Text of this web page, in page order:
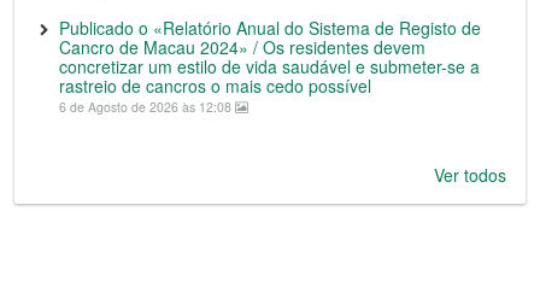
Publicado o «Relatório Anual do Sistema de Registo de
Cancro de Macau 2024» / Os residentes devem
concretizar um estilo de vida saudável e submeter-se a
rastreio de cancros o mais cedo possível
6 de Agosto de 2026 às 12:08
Ver todos